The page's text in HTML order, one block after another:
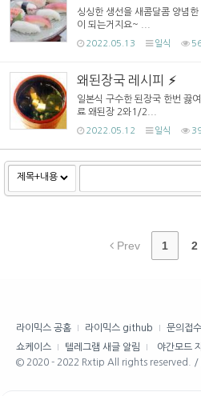
싱싱한 생선을 새콤달콤 양념
이 되는거지요~ ...
2022.05.13 일식
왜된장국 레시피
일본식 구수한 된장국 한번 끓
료 왜된장 2와1/2...
2022.05.12 일식
Prev 1 2
라이믹스 공홈 라이믹스 github 문의접수
쇼케이스
텔레그램 새글 알림
야간모드
© 2020 - 2022 Rxtip All rights reserved. /